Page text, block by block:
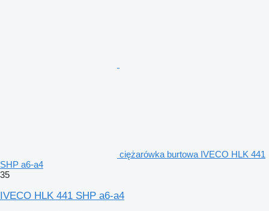
ciężarówka burtowa IVECO HLK 441
SHP a6-a4
35
IVECO HLK 441 SHP a6-a4